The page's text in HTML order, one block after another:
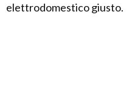
elettrodomestico giusto.